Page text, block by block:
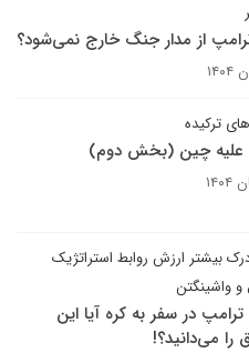
از مدار جنگ خارج نمی‌شود؟
ترکیده
چین (بخش دوم)
بیشتر ارزش روابط استراتژیک
واشینگتن
در سفر به کره آیا این
را می‌دانید؟!